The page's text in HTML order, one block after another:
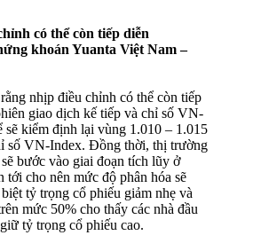
có thể còn tiếp diễn
khoán Yuanta Việt Nam –
nhịp điều chỉnh có thể còn tiếp
giao dịch kế tiếp và chỉ số VN-
sẽ kiểm định lại vùng 1.010 – 1.015
số VN-Index. Đồng thời, thị trường
bước vào giai đoạn tích lũy ở
tới cho nên mức độ phân hóa sẽ
tỷ trọng cổ phiếu giảm nhẹ và
mức 50% cho thấy các nhà đầu
tỷ trọng cổ phiếu cao.